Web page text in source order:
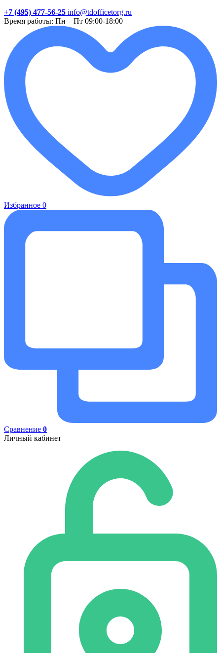
+7 (495) 477-56-25 info@tdofficetorg.ru
Время работы: Пн—Пт 09:00-18:00
Избранное 0
Сравнение 0
Личный кабинет